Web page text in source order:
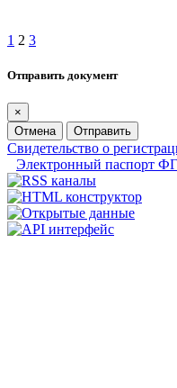
1 2 3
Отправить документ
×
Отмена
Отправить
Свидетельство о
Электронный паспорт